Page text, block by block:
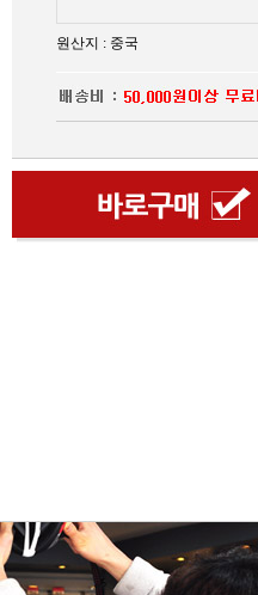
원산지 : 중국